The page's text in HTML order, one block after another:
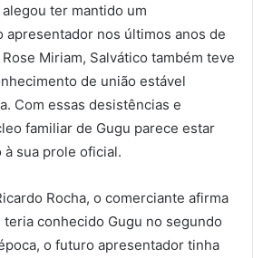
ter mantido um
apresentador nos últimos anos de
Miriam, Salvático também teve
de união estável
Com essas desistências e
familiar de Gugu parece estar
sua prole oficial.
Rocha, o comerciante afirma
teria conhecido Gugu no segundo
o futuro apresentador tinha